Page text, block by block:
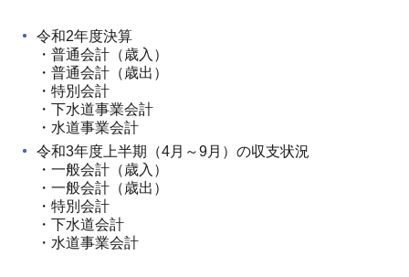
令和2年度決算
・普通会計（歳入）
・普通会計（歳出）
・特別会計
・下水道事業会計
・水道事業会計
令和3年度上半期（4月～9月）の収支状況
・一般会計（歳入）
・一般会計（歳出）
・特別会計
・下水道会計
・水道事業会計